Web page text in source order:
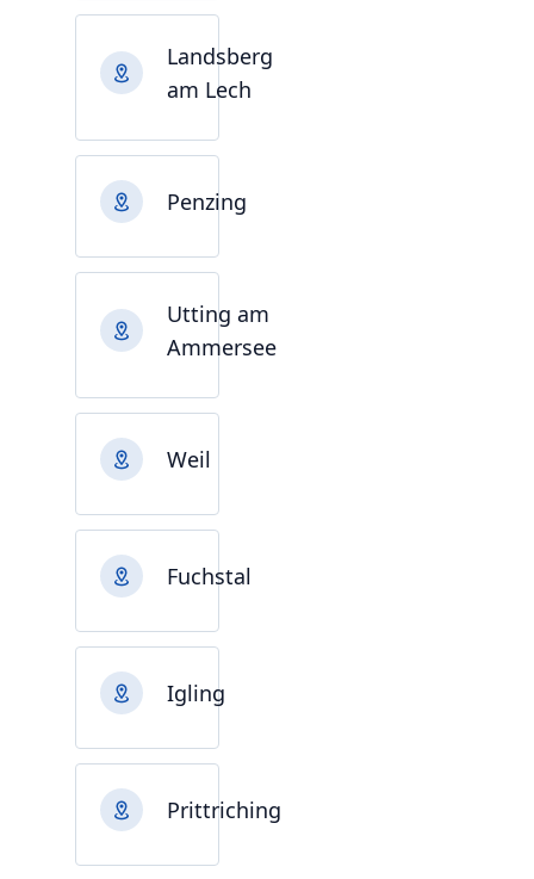
Landsberg
am Lech
Penzing
Utting am
Ammersee
Weil
Fuchstal
Igling
Prittriching